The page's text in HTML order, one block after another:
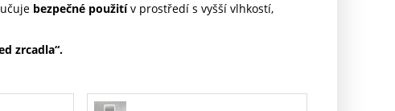
bezpečné použitív prostředí s vyšší vlhkostí,
zrcadla“.